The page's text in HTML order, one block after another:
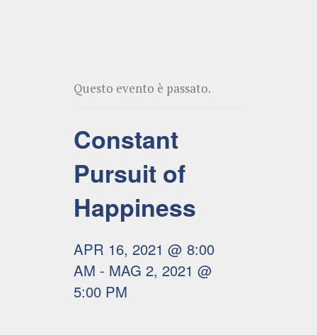
Questo evento è passato.
Constant
Pursuit of
Happiness
APR 16, 2021 @ 8:00
AM - MAG 2, 2021 @
5:00 PM